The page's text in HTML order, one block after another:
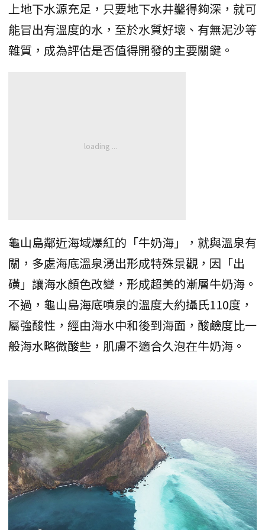
上地下水源充足，只要地下水井鑿得夠深，就可
能冒出有溫度的水，至於水質好壞、有無泥沙等
雜質，成為評估是否值得開發的主要關鍵。
龜山島鄰近海域爆紅的「牛奶海」，就與溫泉有
關，多處海底溫泉湧出形成特殊景觀，因「出
磺」讓海水顏色改變，形成超美的漸層牛奶海。
不過，龜山島海底噴泉的溫度大約攝氏110度，
屬強酸性，經由海水中和後到海面，酸鹼度比一
般海水略微酸些，肌膚不適合久泡在牛奶海。